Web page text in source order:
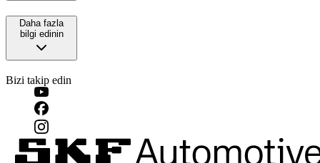
Daha fazla
bilgi edinin
Bizi takip edin